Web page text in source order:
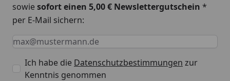
sowiesofort einen 5,00 € Newslettergutschein *
per E-Mail sichern:
Keine Eingabe erforderlich
Eingabe erforderlich
E-Mail *
Ich habe die Datenschutzbestimmungen zur
Kenntnis genommen